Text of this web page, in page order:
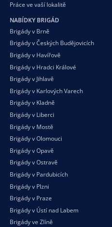
Práce ve vaší lokalitě
NABÍDKY BRIGÁD
Brigády v Brně
Brigády v Českých Budějovicích
Brigády v Havířově
Brigády v Hradci Králové
Brigády v Jihlavě
Brigády v Karlových Varech
Brigády v Kladně
Brigády v Liberci
Brigády v Mostě
Brigády v Olomouci
Brigády v Opavě
Brigády v Ostravě
Brigády v Pardubicích
Brigády v Plzni
Brigády v Praze
Brigády v Ústí nad Labem
Brigády ve Zlíně